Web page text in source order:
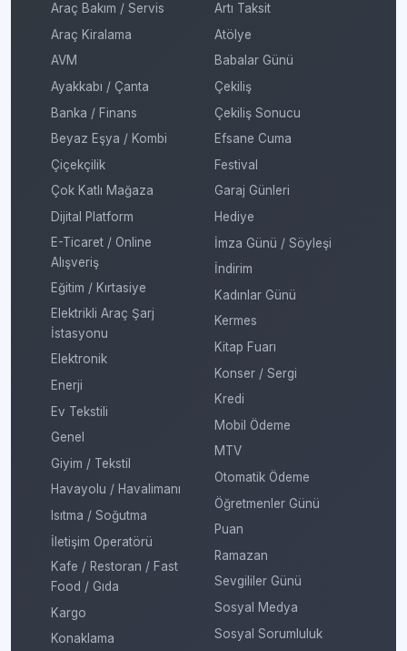
Araç Bakım / Servis
Araç Kiralama
AVM
Ayakkabı / Çanta
Banka / Finans
Beyaz Eşya / Kombi
Çiçekçilik
Çok Katlı Mağaza
Dijital Platform
E-Ticaret / Online
Alışveriş
Eğitim / Kırtasiye
Elektrikli Araç Şarj
İstasyonu
Elektronik
Enerji
Ev Tekstili
Genel
Giyim / Tekstil
Havayolu / Havalimanı
Isıtma / Soğutma
İletişim Operatörü
Kafe / Restoran / Fast
Food / Gıda
Kargo
Konaklama
Artı Taksit
Atölye
Babalar Günü
Çekiliş
Çekiliş Sonucu
Efsane Cuma
Festival
Garaj Günleri
Hediye
İmza Günü / Söyleşi
İndirim
Kadınlar Günü
Kermes
Kitap Fuarı
Konser / Sergi
Kredi
Mobil Ödeme
MTV
Otomatik Ödeme
Öğretmenler Günü
Puan
Ramazan
Sevgililer Günü
Sosyal Medya
Sosyal Sorumluluk